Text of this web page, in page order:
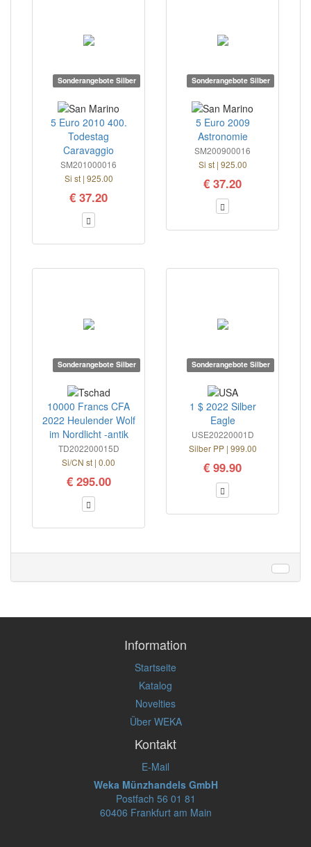
Sonderangebote Silber
5 Euro 2010 400.
Todestag
Caravaggio
SM201000016
Si st | 925.00
€ 37.20
Sonderangebote Silber
5 Euro 2009
Astronomie
SM200900016
Si st | 925.00
€ 37.20
Sonderangebote Silber
10000 Francs CFA
2022 Heulender Wolf
im Nordlicht -antik
TD202200015D
Si/CN st | 0.00
€ 295.00
Sonderangebote Silber
1 $ 2022 Silber
Eagle
USE20220001D
Silber PP | 999.00
€ 99.90
Information
Startseite
Katalog
Novelties
Über WEKA
Kontakt
E-Mail
Weka Münzhandels GmbH
Postfach 56 01 81
60406 Frankfurt am Main